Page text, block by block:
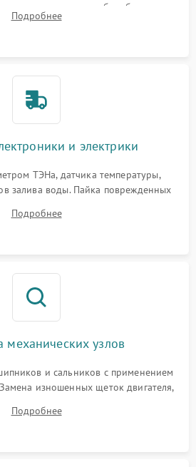
подшипников барабана и
а манжеты люка на разрывы.
Подробнее
и электрики
ТЭНа, датчика температуры,
залива воды. Пайка поврежденных
проводки и контактов.
Подробнее
механических узлов
и сальников с применением
изношенных щеток двигателя,
резиновой манжеты.
Подробнее